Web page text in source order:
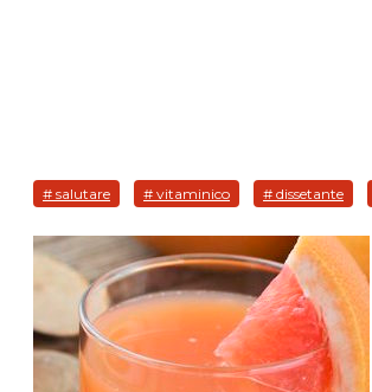
# salutare # vitaminico # dissetante